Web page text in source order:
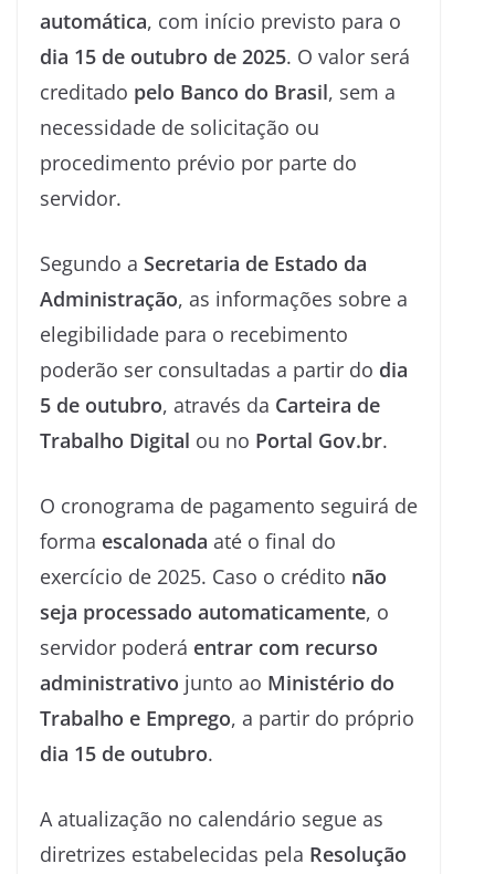
automática, com início previsto para o
dia 15 de outubro de 2025. O valor será
creditado pelo Banco do Brasil, sem a
necessidade de solicitação ou
procedimento prévio por parte do
servidor.
Segundo a Secretaria de Estado da
Administração, as informações sobre a
elegibilidade para o recebimento
poderão ser consultadas a partir do dia
5 de outubro, através da Carteira de
Trabalho Digital ou no Portal Gov.br.
O cronograma de pagamento seguirá de
forma escalonada até o final do
exercício de 2025. Caso o crédito não
seja processado automaticamente, o
servidor poderá entrar com recurso
administrativo junto ao Ministério do
Trabalho e Emprego, a partir do próprio
dia 15 de outubro.
A atualização no calendário segue as
diretrizes estabelecidas pela Resolução